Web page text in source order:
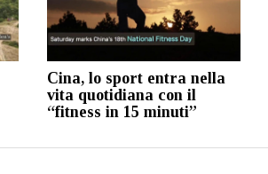
Cina, lo sport entra nella
vita quotidiana con il
“fitness in 15 minuti”